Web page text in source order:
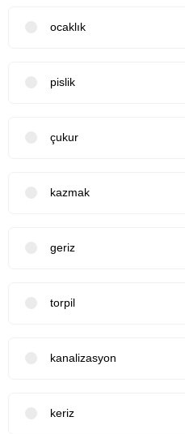
ocaklık
pislik
çukur
kazmak
geriz
torpil
kanalizasyon
keriz